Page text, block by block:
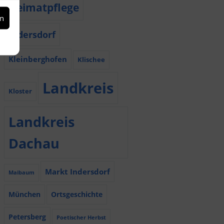
Heimatpflege
Indersdorf
Kleinberghofen Klischee
Kloster Landkreis
Landkreis
Dachau
Maibaum Markt Indersdorf
München Ortsgeschichte
Petersberg Poetischer Herbst